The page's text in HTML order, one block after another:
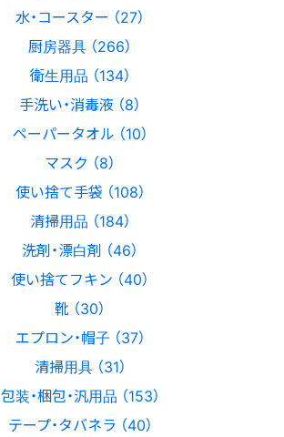
水・コースター （27）
厨房器具 （266）
衛生用品 （134）
手洗い・消毒液 （8）
ペーパータオル （10）
マスク （8）
使い捨て手袋 （108）
清掃用品 （184）
洗剤・漂白剤 （46）
使い捨てフキン （40）
靴 （30）
エプロン・帽子 （37）
清掃用具 （31）
包装・梱包・汎用品 （153）
テープ・タバネラ （40）